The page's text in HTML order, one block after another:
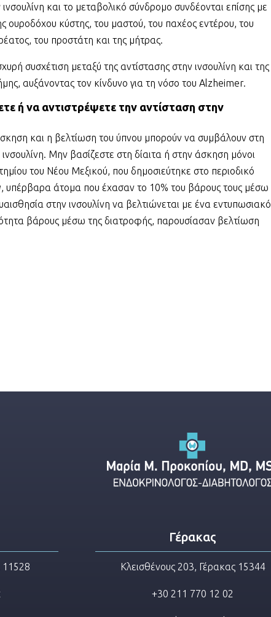
και το μεταβολικό σύνδρομο συνδέονται επίσης με
ουροδόχου κύστης, του μαστού, του παχέος εντέρου, του
του προστάτη και της μήτρας.
συσχέτιση μεταξύ της αντίστασης στην ινσουλίνη και της
αυξάνοντας τον κίνδυνο για τη νόσο του Alzheimer.
ή να αντιστρέψετε την αντίσταση στην
και η βελτίωση του ύπνου μπορούν να συμβάλουν στη
Μην βασίζεστε στη δίαιτα ή στην άσκηση μόνοι
του Νέου Μεξικού, που δημοσιεύτηκε στο περιοδικό
άτομα που έχασαν το 10% του βάρους τους μέσω
στην ινσουλίνη να βελτιώνεται με ένα εντυπωσιακό
βάρους μέσω της διατροφής, παρουσίασαν βελτίωση
Γέρακας
Κλεισθένους 203, Γέρακας 15344
+30 211 770 12 02